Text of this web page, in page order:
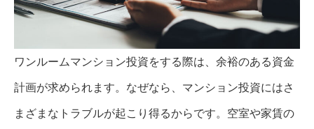
ワンルームマンション投資をする際は、余裕のある資金
計画が求められます。なぜなら、マンション投資にはさ
まざまなトラブルが起こり得るからです。空室や家賃の